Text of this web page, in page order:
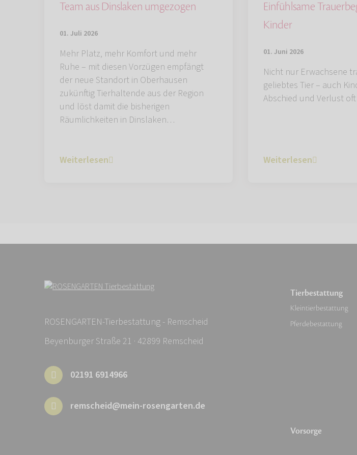
Team aus Dinslaken umgezogen
01. Juli 2026
Mehr Platz, mehr Komfort und mehr
Ruhe – mit diesen Vorzügen empfängt
der neue Standort in Oberhausen
zukünftig Tierhaltende aus der Region
und löst damit die bisherigen
Räumlichkeiten in Dinslaken…
Weiterlesen
Einfühlsame
Kinder
01. Juni 2026
Nicht nur Erwachsene
geliebtes Tier – auch
Abschied und Verlust
Weiterlesen
ROSENGARTEN-Tierbestattung - Remscheid
Beyenburger Straße 21 · 42899 Remscheid
02191 6914966
remscheid@mein-rosengarten.de
Tierbestattung
Kleintierbestattung
Pferdebestattung
Vorsorge